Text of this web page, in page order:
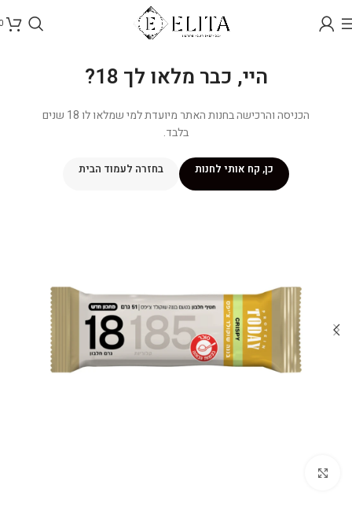
היי, כבר מלאו לך 18?
הכניסה והרכישה בחנות האתר מיועדת למי שמלאו לו 18 שנים
בלבד.
כן, קח אותי לחנות בחזרה לעמוד הבית